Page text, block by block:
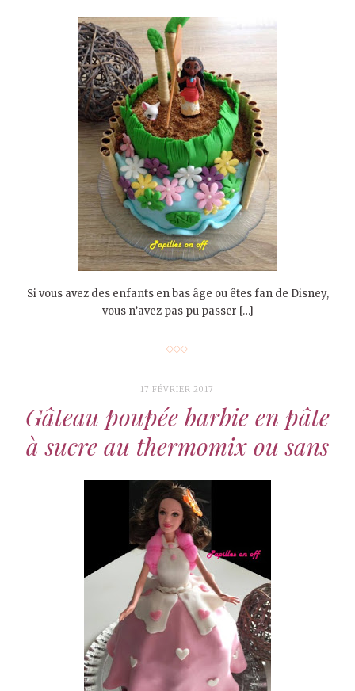
Si vous avez des enfants en bas âge ou êtes fan de Disney,
vous n’avez pas pu passer […]
17 FÉVRIER 2017
Gâteau poupée barbie en pâte
à sucre au thermomix ou sans